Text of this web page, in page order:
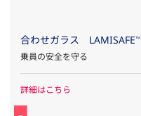
合わせガラス LAMISAFE™
乗員の安全を守る
詳細はこちら